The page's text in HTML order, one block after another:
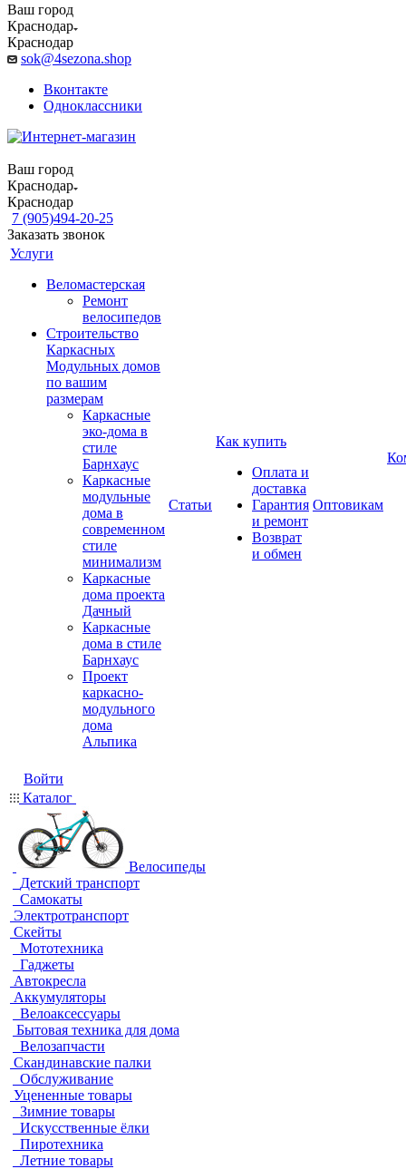
Ваш город
Краснодар
Краснодар
sok@4sezona.shop
Вконтакте
Одноклассники
Ваш город
Краснодар
Краснодар
7 (905)494-20-25
Заказать звонок
Услуги
Веломастерская
Ремонт
велосипедов
Строительство
Каркасных
Модульных домов
по вашим
размерам
Каркасные
эко-дома в
стиле
Барнхаус
Каркасные
модульные
дома в
современном
стиле
минимализм
Каркасные
дома проекта
Дачный
Каркасные
дома в стиле
Барнхаус
Проект
каркасно-
модульного
дома
Альпика
Статьи
Как купить
Оплата и
доставка
Гарантия
и ремонт
Возврат
и обмен
Оптовикам
Войти
Каталог
Велосипеды
Детский транспорт
Самокаты
Электротранспорт
Скейты
Мототехника
Гаджеты
Автокресла
Аккумуляторы
Велоаксессуары
Бытовая техника для дома
Велозапчасти
Скандинавские палки
Обслуживание
Уцененные товары
Зимние товары
Искусственные ёлки
Пиротехника
Летние товары